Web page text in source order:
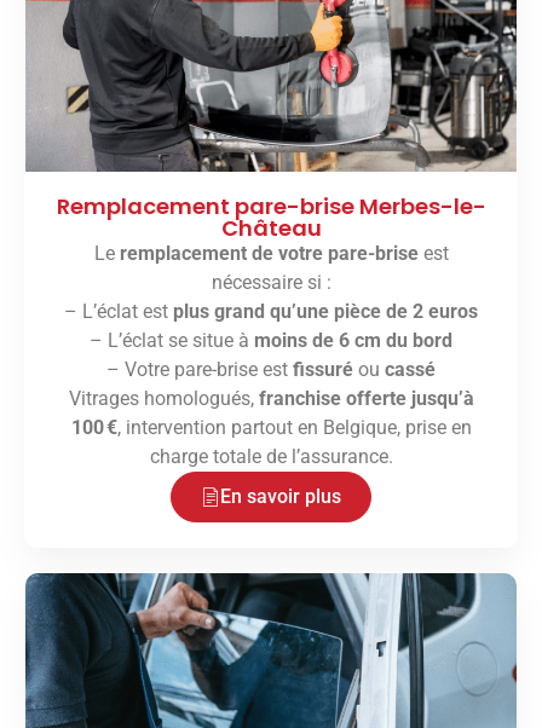
Remplacement pare-brise Merbes-le-
Château
Le remplacement de votre pare-briseest
nécessaire si :
– L’éclat est plus grand qu’une pièce de 2 euros
– L’éclat se situe à moins de 6 cm du bord
– Votre pare-brise est fissuré ou cassé
Vitrages homologués, franchise offerte jusqu’à
100 €, intervention partout en Belgique, prise en
charge totale de l’assurance.
En savoir plus